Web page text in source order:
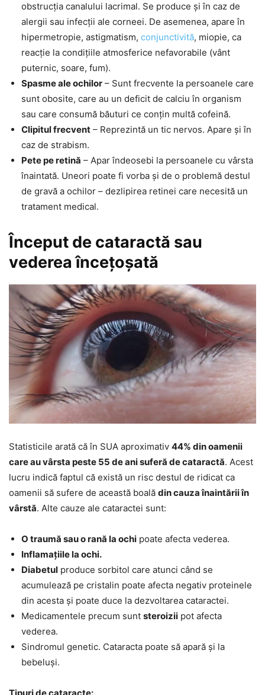
obstrucția canalului lacrimal. Se produce și în caz de
alergii sau infecții ale corneei. De asemenea, apare în
hipermetropie, astigmatism, conjunctivită, miopie, ca
reacție la condițiile atmosferice nefavorabile (vânt
puternic, soare, fum).
Spasme ale ochilor – Sunt frecvente la persoanele care
sunt obosite, care au un deficit de calciu în organism
sau care consumă băuturi ce conțin multă cofeină.
Clipitul frecvent – Reprezintă un tic nervos. Apare și în
caz de strabism.
Pete pe retină – Apar îndeosebi la persoanele cu vârsta
înaintată. Uneori poate fi vorba și de o problemă destul
de gravă a ochilor – dezlipirea retinei care necesită un
tratament medical.
Început de cataractă sau
vederea încețoșată
Statisticile arată că în SUA aproximativ 44% din oamenii
care au vârsta peste 55 de ani suferă de cataractă. Acest
lucru indică faptul că există un risc destul de ridicat ca
oamenii să sufere de această boală din cauza înaintării în
vârstă. Alte cauze ale cataractei sunt:
O traumă sau o rană la ochi poate afecta vederea.
Inflamațiile la ochi.
Diabetul produce sorbitol care atunci când se
acumulează pe cristalin poate afecta negativ proteinele
din acesta și poate duce la dezvoltarea cataractei.
Medicamentele precum sunt steroizii pot afecta
vederea.
Sindromul genetic. Cataracta poate să apară și la
bebeluși.